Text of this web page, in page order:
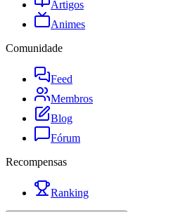
Artigos
Animes
Comunidade
Feed
Membros
Blog
Fórum
Recompensas
Ranking